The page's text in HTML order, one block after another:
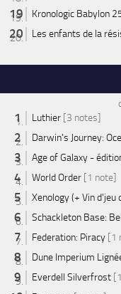
Kronologic Babylon
Les enfants de la
Luthier [3 notes]
Darwin's Journey:
Age of Galaxy -
World Order [1 note]
Xenology (+ Vin d'jeu
Schackleton Base:
Federation: Piracy [1
Dune Imperium
Everdell Silverfrost